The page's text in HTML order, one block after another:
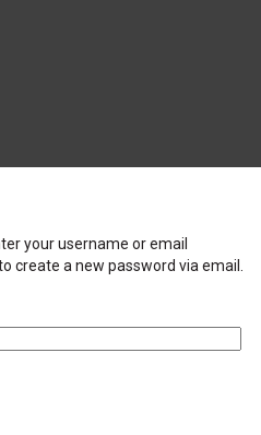
your username or email
create a new password via email.